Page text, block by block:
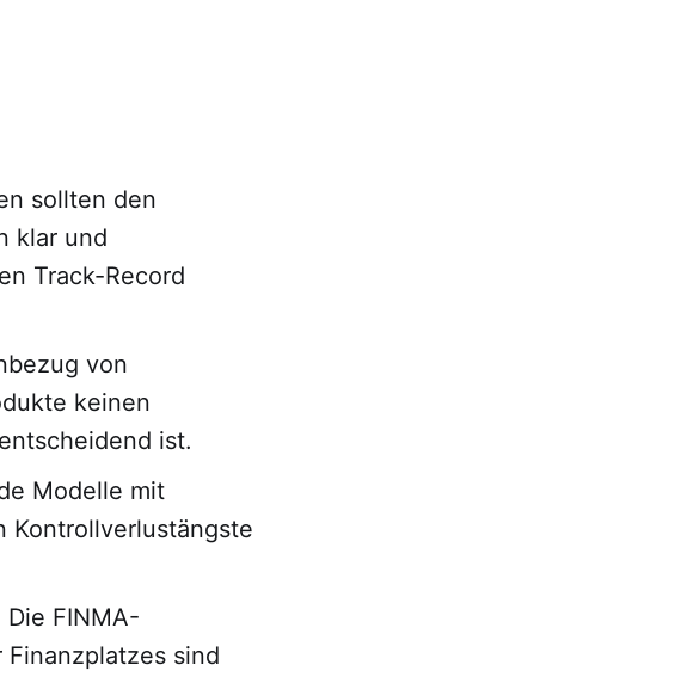
sollten den
klar und
Track-Record
von
keinen
ist.
Modelle mit
Kontrollverlustängste
FINMA-
sind